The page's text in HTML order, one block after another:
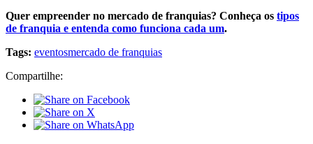
Quer empreender no mercado de franquias? Conheça os tipos
de franquia e entenda como funciona cada um.
Tags: eventosmercado de franquias
Compartilhe: